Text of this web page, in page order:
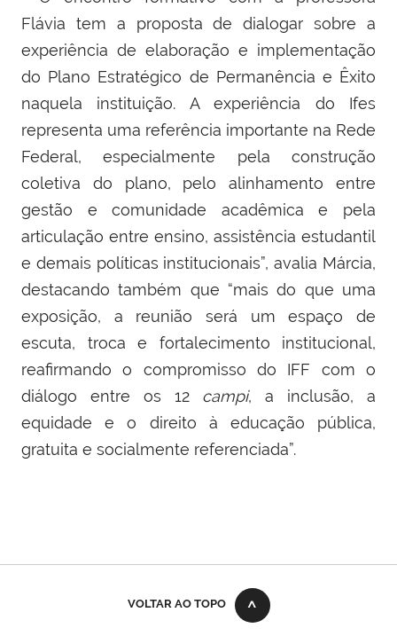
Flávia tem a proposta de dialogar sobre a
experiência de elaboração e implementação
do Plano Estratégico de Permanência e Êxito
naquela instituição. A experiência do Ifes
representa uma referência importante na Rede
Federal, especialmente pela construção
coletiva do plano, pelo alinhamento entre
gestão e comunidade acadêmica e pela
articulação entre ensino, assistência estudantil
e demais políticas institucionais”, avalia Márcia,
destacando também que “mais do que uma
exposição, a reunião será um espaço de
escuta, troca e fortalecimento institucional,
reafirmando o compromisso do IFF com o
diálogo entre os 12 campi, a inclusão, a
equidade e o direito à educação pública,
gratuita e socialmente referenciada”.
VOLTAR AO TOPO